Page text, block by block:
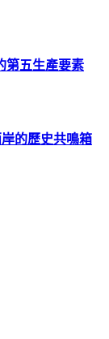
五生產要素
的歷史共鳴箱